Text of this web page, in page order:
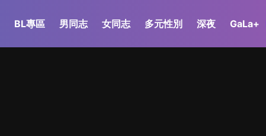
BL專區 男同志 女同志 多元性別 深夜 GaLa+